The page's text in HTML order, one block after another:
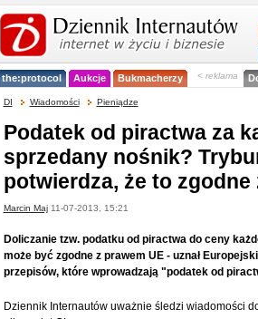
the:protocol Aukcje Bukmacherzy < reklama
DI Wiadomości Pieniądze
Podatek od piractwa za
sprzedany nośnik?
potwierdza, że to zgodne
Marcin Maj11-07-2013, 15:21
Doliczanie tzw. podatku od piractwa do ceny
może być zgodne z prawem UE - uznał
przepisów, które wprowadzają "podatek od
Dziennik Internautów uważnie śledzi wiadomości